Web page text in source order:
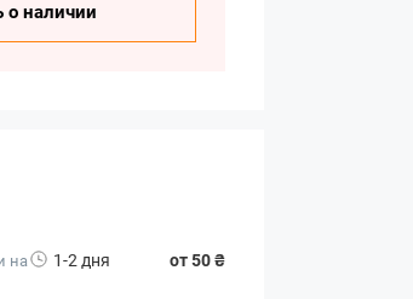
наличии
на
1-2 дня от 50 ₴